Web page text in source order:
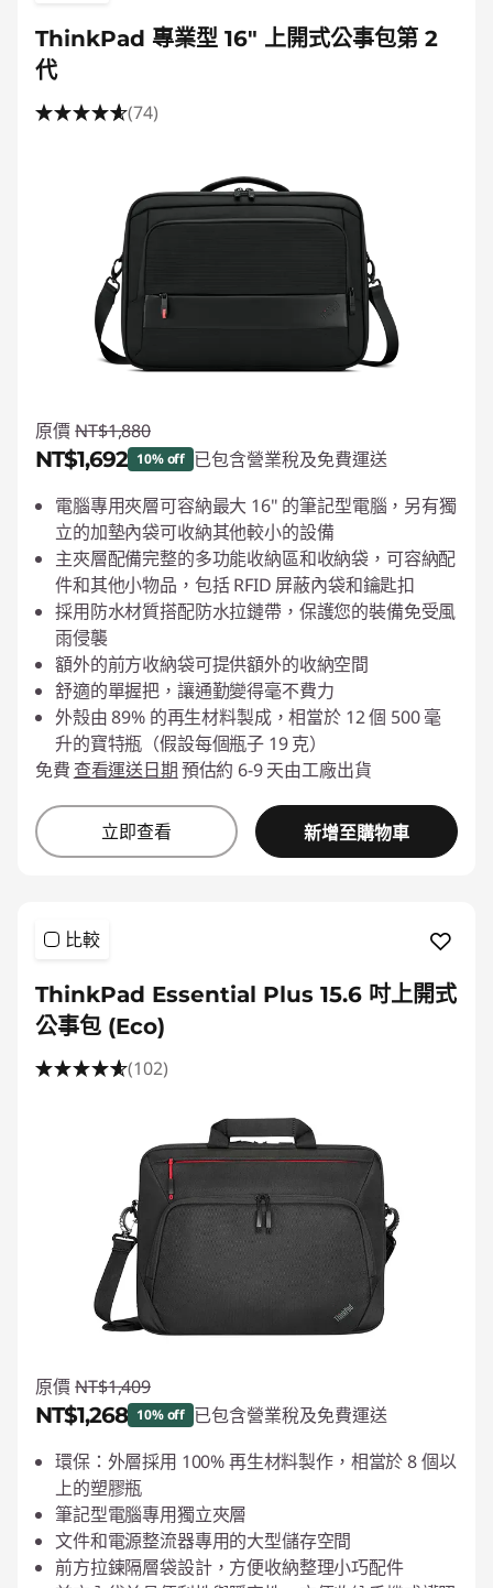
ThinkPad 專業型 16" 上開式公事包第 2
代
(74)
原價 NT$1,880
NT$1,692 10% off 已包含營業稅及免費運送
即時折扣： :-NT$188
電腦專用夾層可容納最大 16" 的筆記型電腦，另有獨
立的加墊內袋可收納其他較小的設備
主夾層配備完整的多功能收納區和收納袋，可容納配
件和其他小物品，包括 RFID 屏蔽內袋和鑰匙扣
採用防水材質搭配防水拉鏈帶，保護您的裝備免受風
雨侵襲
額外的前方收納袋可提供額外的收納空間
舒適的單握把，讓通勤變得毫不費力
外殼由 89% 的再生材料製成，相當於 12 個 500 毫
升的寶特瓶（假設每個瓶子 19 克）
免費 查看運送日期預估約 6-9 天由工廠出貨
立即查看 新增至購物車
比較
ThinkPad Essential Plus 15.6 吋上開式
公事包 (Eco)
(102)
原價 NT$1,409
NT$1,268 10% off 已包含營業稅及免費運送
即時折扣： :-NT$141
環保：外層採用 100% 再生材料製作，相當於 8 個以
上的塑膠瓶
筆記型電腦專用獨立夾層
文件和電源整流器專用的大型儲存空間
前方拉鍊隔層袋設計，方便收納整理小巧配件